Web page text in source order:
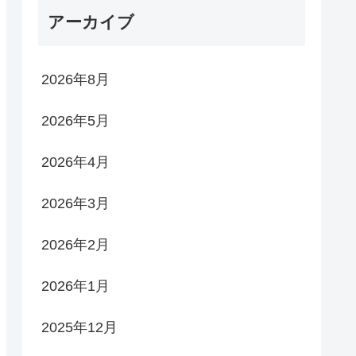
アーカイブ
2026年8月
2026年5月
2026年4月
2026年3月
2026年2月
2026年1月
2025年12月